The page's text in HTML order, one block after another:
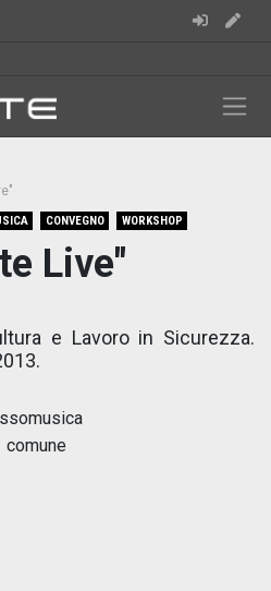
CONVEGNO WORKSHOP
Live"
e Lavoro in Sicurezza.